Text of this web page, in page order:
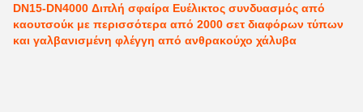
DN15-DN4000 Διπλή σφαίρα Ευέλικτος συνδυασμός από
καουτσούκ με περισσότερα από 2000 σετ διαφόρων τύπων
και γαλβανισμένη φλέγγη από ανθρακούχο χάλυβα